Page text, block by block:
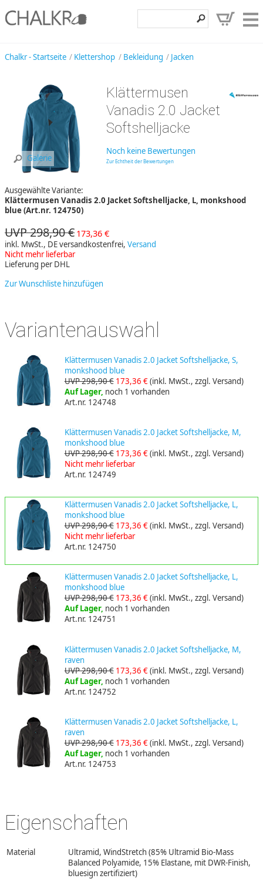
Entdecken
Hilfe, Kontakt
Chalkr - Startseite Klettershop Bekleidung Jacken
Galerie
Klättermusen
Vanadis 2.0 Jacket
Softshelljacke
Noch keine Bewertungen
Zur Echtheit der Bewertungen
Ausgewählte Variante:
Klättermusen Vanadis 2.0 Jacket Softshelljacke, L, monkshood
blue (Art.nr. 124750)
UVP 298,90 € 173,36 €
inkl. MwSt., DE versandkostenfrei, Versand
Nicht mehr lieferbar
Lieferung per DHL
Zur Wunschliste hinzufügen
Variantenauswahl
Klättermusen Vanadis 2.0 Jacket Softshelljacke, S,
monkshood blue
UVP 298,90 € 173,36 €(inkl. MwSt., zzgl. Versand)
Auf Lager, noch 1 vorhanden
Art.nr. 124748
Klättermusen Vanadis 2.0 Jacket Softshelljacke, M,
monkshood blue
UVP 298,90 € 173,36 €(inkl. MwSt., zzgl. Versand)
Nicht mehr lieferbar
Art.nr. 124749
Klättermusen Vanadis 2.0 Jacket Softshelljacke, L,
monkshood blue
UVP 298,90 € 173,36 €(inkl. MwSt., zzgl. Versand)
Nicht mehr lieferbar
Art.nr. 124750
Klättermusen Vanadis 2.0 Jacket Softshelljacke, L,
monkshood blue
UVP 298,90 € 173,36 €(inkl. MwSt., zzgl. Versand)
Auf Lager, noch 1 vorhanden
Art.nr. 124751
Klättermusen Vanadis 2.0 Jacket Softshelljacke, M,
raven
UVP 298,90 € 173,36 €(inkl. MwSt., zzgl. Versand)
Auf Lager, noch 1 vorhanden
Art.nr. 124752
Klättermusen Vanadis 2.0 Jacket Softshelljacke, L,
raven
UVP 298,90 € 173,36 €(inkl. MwSt., zzgl. Versand)
Auf Lager, noch 1 vorhanden
Art.nr. 124753
Eigenschaften
Material
Ultramid, WindStretch (85% Ultramid Bio-Mass
Balanced Polyamide, 15% Elastane, mit DWR-Finish,
bluesign zertifiziert)